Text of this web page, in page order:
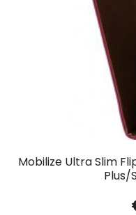
Mobilize Ultra Slim
Plus/